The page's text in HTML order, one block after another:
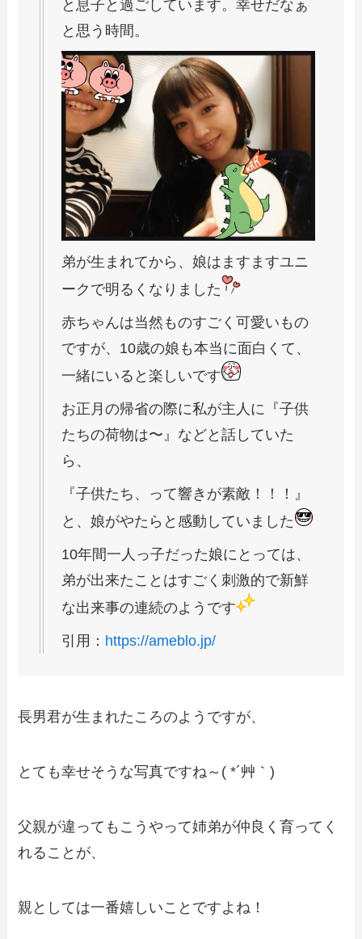
と息子と過ごしています。幸せだなぁ
と思う時間。
弟が生まれてから、娘はますますユニ
ークで明るくなりました
赤ちゃんは当然ものすごく可愛いもの
ですが、10歳の娘も本当に面白くて、
一緒にいると楽しいです
お正月の帰省の際に私が主人に『子供
たちの荷物は〜』などと話していた
ら、
『子供たち、って響きが素敵！！！』
と、娘がやたらと感動していました
10年間一人っ子だった娘にとっては、
弟が出来たことはすごく刺激的で新鮮
な出来事の連続のようです
引用： https://ameblo.jp/
長男君が生まれたころのようですが、
とても幸せそうな写真ですね～( *´艸｀)
父親が違ってもこうやって姉弟が仲良く育ってく
れることが、
親としては一番嬉しいことですよね！